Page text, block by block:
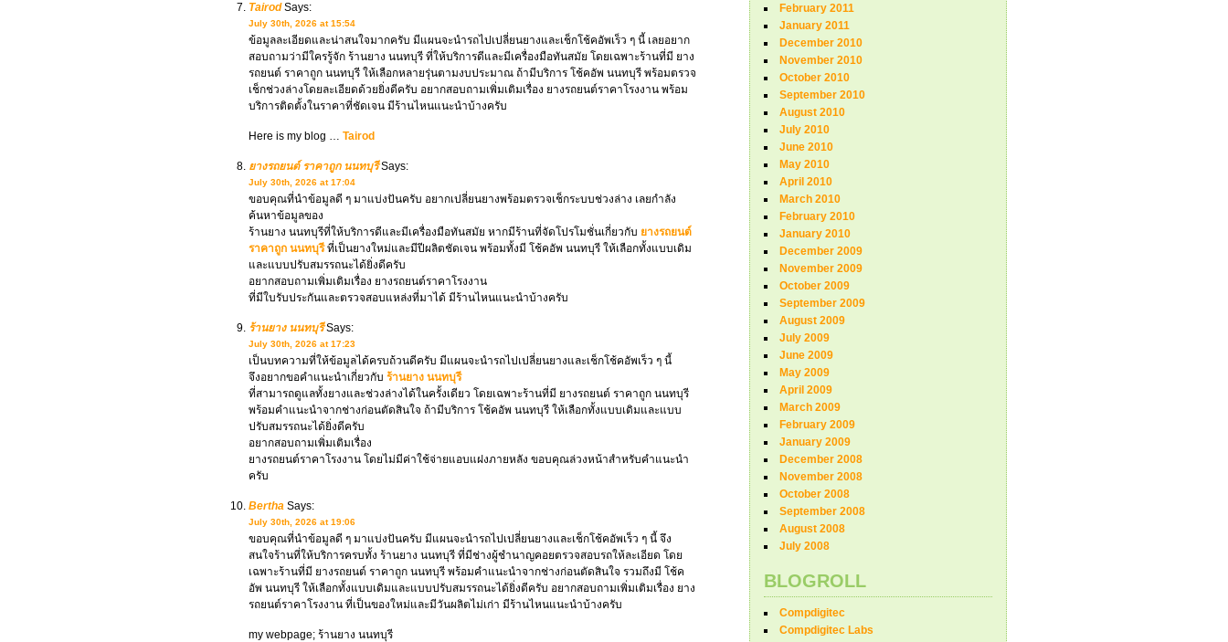
TairodSays:
July 30th, 2026 at 15:54
ข้อมูลละเอียดและน่าสนใจมากครับ มีแผนจะนำรถไปเปลี่ยนยางและเช็กโช้คอัพเร็ว ๆ นี้ เลยอยาก
สอบถามว่ามีใครรู้จัก ร้านยาง นนทบุรี ที่ให้บริการดีและมีเครื่องมือทันสมัย โดยเฉพาะร้านที่มี ยาง
รถยนต์ ราคาถูก นนทบุรี ให้เลือกหลายรุ่นตามงบประมาณ ถ้ามีบริการ โช้คอัพ นนทบุรี พร้อมตรวจ
เช็กช่วงล่างโดยละเอียดด้วยยิ่งดีครับ อยากสอบถามเพิ่มเติมเรื่อง ยางรถยนต์ราคาโรงงาน พร้อม
บริการติดตั้งในราคาที่ชัดเจน มีร้านไหนแนะนำบ้างครับ
Here is my blog … Tairod
ยางรถยนต์ ราคาถูก นนทบุรีSays:
July 30th, 2026 at 17:04
ขอบคุณที่นำข้อมูลดี ๆ มาแบ่งปันครับ อยากเปลี่ยนยางพร้อมตรวจเช็กระบบช่วงล่าง เลยกำลัง
ค้นหาข้อมูลของ
ร้านยาง นนทบุรีที่ให้บริการดีและมีเครื่องมือทันสมัย หากมีร้านที่จัดโปรโมชั่นเกี่ยวกับ ยางรถยนต์
ราคาถูก นนทบุรีที่เป็นยางใหม่และมีปีผลิตชัดเจน พร้อมทั้งมี โช้คอัพ นนทบุรี ให้เลือกทั้งแบบเดิม
และแบบปรับสมรรถนะได้ยิ่งดีครับ
อยากสอบถามเพิ่มเติมเรื่อง ยางรถยนต์ราคาโรงงาน
ที่มีใบรับประกันและตรวจสอบแหล่งที่มาได้ มีร้านไหนแนะนำบ้างครับ
ร้านยาง นนทบุรีSays:
July 30th, 2026 at 17:23
เป็นบทความที่ให้ข้อมูลได้ครบถ้วนดีครับ มีแผนจะนำรถไปเปลี่ยนยางและเช็กโช้คอัพเร็ว ๆ นี้
จึงอยากขอคำแนะนำเกี่ยวกับ ร้านยาง นนทบุรี
ที่สามารถดูแลทั้งยางและช่วงล่างได้ในครั้งเดียว โดยเฉพาะร้านที่มี ยางรถยนต์ ราคาถูก นนทบุรี
พร้อมคำแนะนำจากช่างก่อนตัดสินใจ ถ้ามีบริการ โช้คอัพ นนทบุรี ให้เลือกทั้งแบบเดิมและแบบ
ปรับสมรรถนะได้ยิ่งดีครับ
อยากสอบถามเพิ่มเติมเรื่อง
ยางรถยนต์ราคาโรงงาน โดยไม่มีค่าใช้จ่ายแอบแฝงภายหลัง ขอบคุณล่วงหน้าสำหรับคำแนะนำ
ครับ
Bertha Says:
July 30th, 2026 at 19:06
ขอบคุณที่นำข้อมูลดี ๆ มาแบ่งปันครับ มีแผนจะนำรถไปเปลี่ยนยางและเช็กโช้คอัพเร็ว ๆ นี้ จึง
สนใจร้านที่ให้บริการครบทั้ง ร้านยาง นนทบุรี ที่มีช่างผู้ชำนาญคอยตรวจสอบรถให้ละเอียด โดย
เฉพาะร้านที่มี ยางรถยนต์ ราคาถูก นนทบุรี พร้อมคำแนะนำจากช่างก่อนตัดสินใจ รวมถึงมี โช้ค
อัพ นนทบุรี ให้เลือกทั้งแบบเดิมและแบบปรับสมรรถนะได้ยิ่งดีครับ อยากสอบถามเพิ่มเติมเรื่อง ยาง
รถยนต์ราคาโรงงาน ที่เป็นของใหม่และมีวันผลิตไม่เก่า มีร้านไหนแนะนำบ้างครับ
my webpage; ร้านยาง นนทบุรี
February 2011
January 2011
December 2010
November 2010
October 2010
September 2010
August 2010
July 2010
June 2010
May 2010
April 2010
March 2010
February 2010
January 2010
December 2009
November 2009
October 2009
September 2009
August 2009
July 2009
June 2009
May 2009
April 2009
March 2009
February 2009
January 2009
December 2008
November 2008
October 2008
September 2008
August 2008
July 2008
BLOGROLL
Compdigitec
Compdigitec Labs